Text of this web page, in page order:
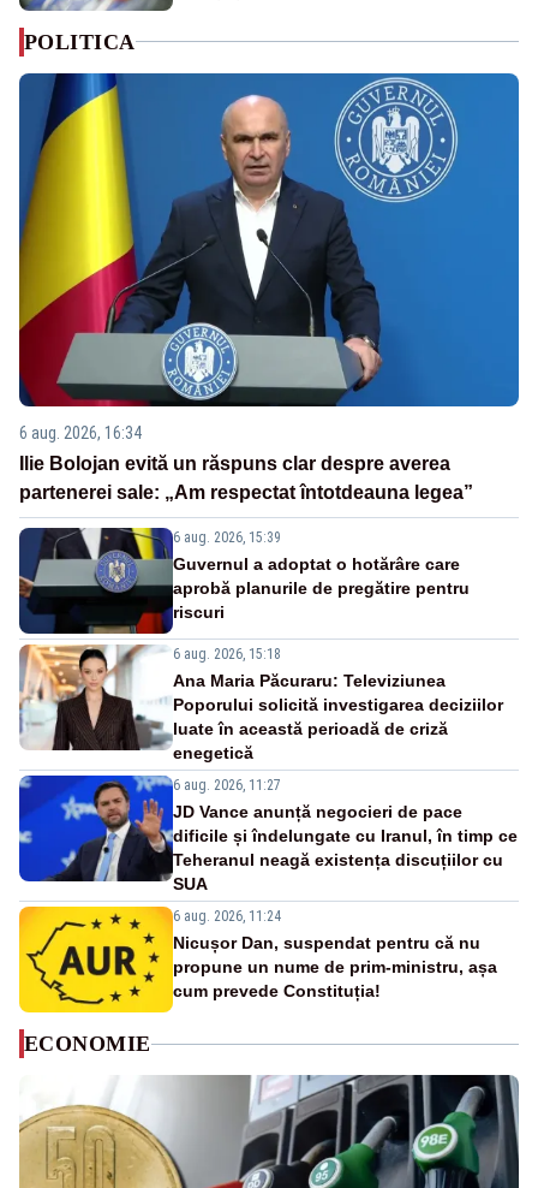
POLITICA
6 aug. 2026, 16:34
Ilie Bolojan evită un răspuns clar despre averea
partenerei sale: „Am respectat întotdeauna legea”
6 aug. 2026, 15:39
Guvernul a adoptat o hotărâre care
aprobă planurile de pregătire pentru
riscuri
6 aug. 2026, 15:18
Ana Maria Păcuraru: Televiziunea
Poporului solicită investigarea deciziilor
luate în această perioadă de criză
enegetică
6 aug. 2026, 11:27
JD Vance anunță negocieri de pace
dificile și îndelungate cu Iranul, în timp ce
Teheranul neagă existența discuțiilor cu
SUA
6 aug. 2026, 11:24
Nicușor Dan, suspendat pentru că nu
propune un nume de prim-ministru, așa
cum prevede Constituția!
ECONOMIE